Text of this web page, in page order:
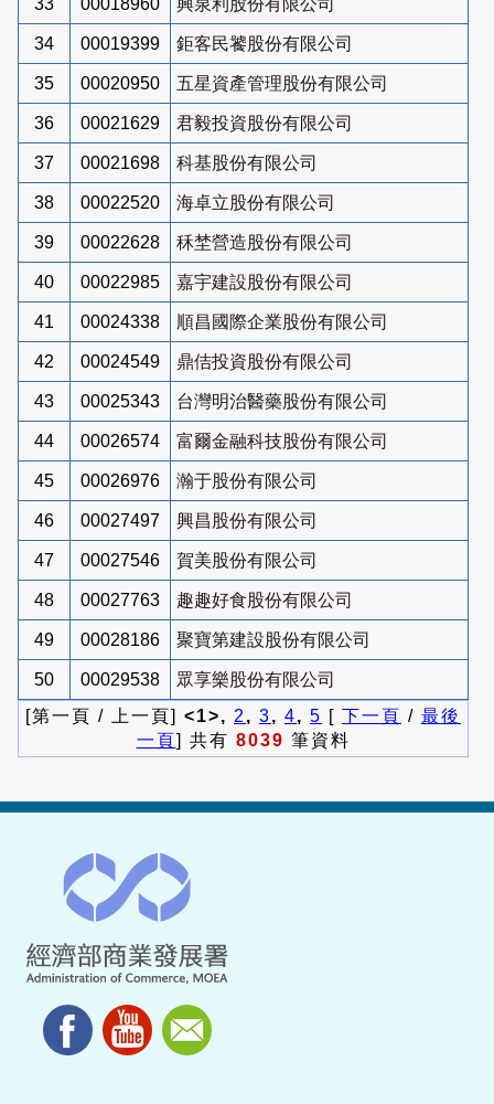
34 00019399 鉅客民饕股份有限公司
35 00020950 五星資產管理股份有限公司
36 00021629 君毅投資股份有限公司
37 00021698 科基股份有限公司
38 00022520 海卓立股份有限公司
39 00022628 秝埜營造股份有限公司
40 00022985 嘉宇建設股份有限公司
41 00024338 順昌國際企業股份有限公司
42 00024549 鼎佶投資股份有限公司
43 00025343 台灣明治醫藥股份有限公司
44 00026574 富爾金融科技股份有限公司
45 00026976 瀚于股份有限公司
46 00027497 興昌股份有限公司
47 00027546 賀美股份有限公司
48 00027763 趣趣好食股份有限公司
49 00028186 聚寶第建設股份有限公司
50 00029538
眾享樂股份有限公司
[第一頁 / 上一頁] <1>, 2 , 3, 4, 5 [ 下一頁 / 最後
一頁] 共有 8039 筆資料